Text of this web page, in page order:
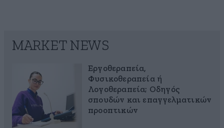
MARKET NEWS
Εργοθεραπεία,
Φυσικοθεραπεία ή
Λογοθεραπεία; Οδηγός
σπουδών και επαγγελματικών
προοπτικών